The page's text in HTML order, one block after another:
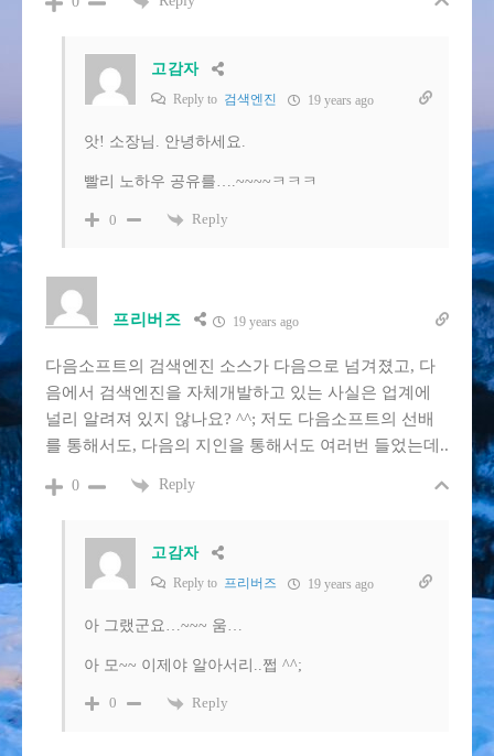
고감자
Reply to 검색엔진 19 years ago
앗! 소장님. 안녕하세요.
빨리 노하우 공유를….~~~~ㅋㅋㅋ
0 Reply
프리버즈 19 years ago
다음소프트의 검색엔진 소스가 다음으로 넘겨졌고, 다
음에서 검색엔진을 자체개발하고 있는 사실은 업계에
널리 알려져 있지 않나요? ^^; 저도 다음소프트의 선배
를 통해서도, 다음의 지인을 통해서도 여러번 들었는데..
0 Reply
고감자
Reply to 프리버즈 19 years ago
아 그랬군요…~~~ 움…
아 모~~ 이제야 알아서리..쩝 ^^;
0 Reply